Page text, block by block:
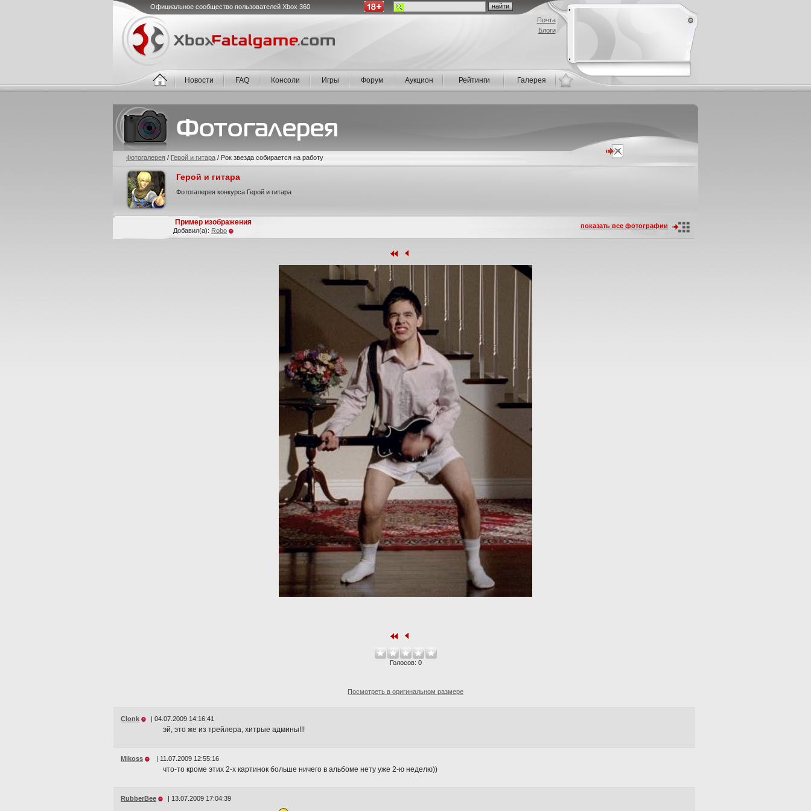
Почта
Блоги
Официальное сообщество пользователей Xbox 360
Новости FAQ Консоли Игры Форум Аукцион Рейтинги Галерея
Фотогалерея / Герой и гитара / Рок звезда собирается на работу
Герой и гитара
Фотогалерея конкурса Герой и гитара
Пример изображения
Добавил(а): Rоbо
показать все фотографии
Голосов: 0
Посмотреть в оригинальном размере
Clonk | 04.07.2009 14:16:41
эй, это же из трейлера, хитрые админы!!!
Mikoss | 11.07.2009 12:55:16
что-то кроме этих 2-х картинок больше ничего в альбоме нету уже 2-ю неделю))
RubberBee | 13.07.2009 17:04:39